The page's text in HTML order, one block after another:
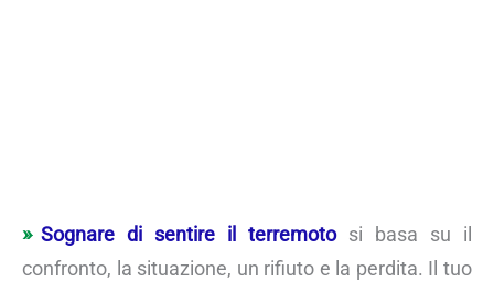
Sognare di sentire il terremotosi basa su il
confronto, la situazione, un rifiuto e la perdita. Il tuo